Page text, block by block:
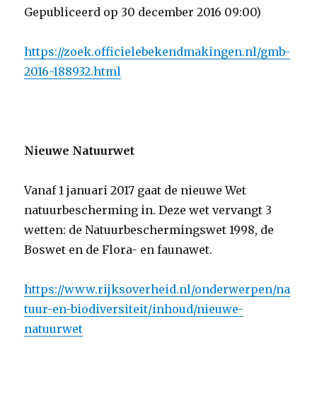
Gepubliceerd op 30 december 2016 09:00)
https://zoek.officielebekendmakingen.nl/gmb-
2016-188932.html
Nieuwe Natuurwet
Vanaf 1 januari 2017 gaat de nieuwe Wet
natuurbescherming in. Deze wet vervangt 3
wetten: de Natuurbeschermingswet 1998, de
Boswet en de Flora- en faunawet.
https://www.rijksoverheid.nl/onderwerpen/na
tuur-en-biodiversiteit/inhoud/nieuwe-
natuurwet